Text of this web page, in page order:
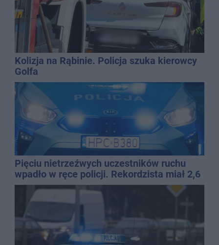
Kolizja na Rąbinie. Policja szuka kierowcy
Golfa
Pięciu nietrzeźwych uczestników ruchu
wpadło w ręce policji. Rekordzista miał 2,6
promila